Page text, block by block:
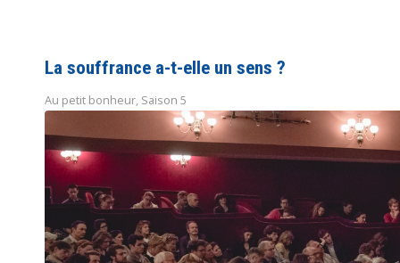
La souffrance a-t-elle un sens ?
Au petit bonheur, Saison 5